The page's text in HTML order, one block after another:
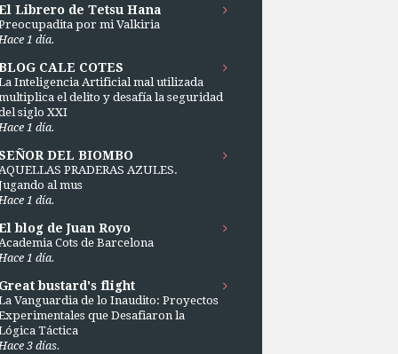
Librero de Tetsu Hana
por mi Valkiria
1 día.
CALE COTES
Inteligencia Artificial mal utilizada
el delito y desafía la seguridad
siglo XXI
1 día.
DEL BIOMBO
PRADERAS AZULES.
al mus
1 día.
blog de Juan Royo
Cots de Barcelona
1 día.
bustard's flight
Vanguardia de lo Inaudito: Proyectos
que Desafiaron la
Táctica
3 días.